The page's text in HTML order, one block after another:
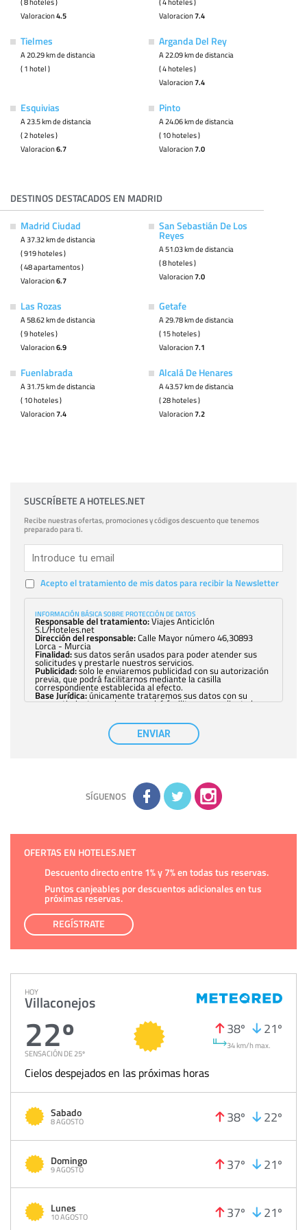
Valoracion4.5
Valoracion7.4
Tielmes
A 20.29 km de distancia
( 1 hotel )
Arganda Del Rey
A 22.09 km de distancia
( 4 hoteles )
Valoracion7.4
Esquivias
A 23.5 km de distancia
( 2 hoteles )
Valoracion6.7
Pinto
A 24.06 km de distancia
( 10 hoteles )
Valoracion7.0
DESTINOS DESTACADOS EN MADRID
Madrid Ciudad
A 37.32 km de distancia
( 919 hoteles )
( 48 apartamentos )
Valoracion6.7
San Sebastián De Los
Reyes
A 51.03 km de distancia
( 8 hoteles )
Valoracion7.0
Las Rozas
A 58.62 km de distancia
( 9 hoteles )
Valoracion6.9
Getafe
A 29.78 km de distancia
( 15 hoteles )
Valoracion7.1
Fuenlabrada
A 31.75 km de distancia
( 10 hoteles )
Valoracion7.4
Alcalá De Henares
A 43.57 km de distancia
( 28 hoteles )
Valoracion7.2
SUSCRÍBETE A HOTELES.NET
Recibe nuestras ofertas, promociones y códigos descuento que tenemos
preparado para ti.
Acepto el tratamiento de mis datos para recibir la Newsletter
INFORMACIÓN BÁSICA SOBRE PROTECCIÓN DE DATOS
Responsable del tratamiento:Viajes Anticiclón
S.L/Hoteles.net
Dirección del responsable:Calle Mayor número 46,30893
Lorca - Murcia
Finalidad:sus datos serán usados para poder atender sus
solicitudes y prestarle nuestros servicios.
Publicidad:solo le enviaremos publicidad con su autorización
previa, que podrá facilitarnos mediante la casilla
correspondiente establecida al efecto.
Base Jurídica:únicamente trataremos sus datos con su
consentimiento previo, que podrá facilitarnos mediante la
con carácter general, sólo el personal de
nuestra entidad que esté debidamente autorizado podrá
tener conocimiento de la información que le pedimos. No se
comunicarán datos a terceros.
adicional y detallada sobre cómo tratamos sus datos en la
política de privacidad
ENVIAR
SÍGUENOS
OFERTAS EN HOTELES.NET
Descuento directo entre 1% y 7% en todas tus reservas.
Puntos canjeables por descuentos adicionales en tus
próximas reservas.
REGÍSTRATE
HOY
Villaconejos
22º
SENSACIÓN DE 25º
38º 21º
34 km/h max.
Cielos despejados en las próximas horas
Sabado
8 AGOSTO 38º 22º
Domingo
9 AGOSTO 37º 21º
Lunes
10 AGOSTO 37º 21º